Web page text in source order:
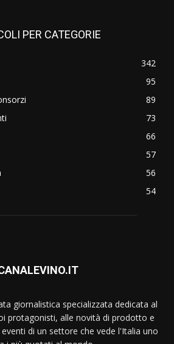
PER CATEGORIE
342
95
89
73
66
57
56
54
giornalistica specializzata dedicata al
protagonisti, alle novità di prodotto e
di un settore che vede l'Italia uno